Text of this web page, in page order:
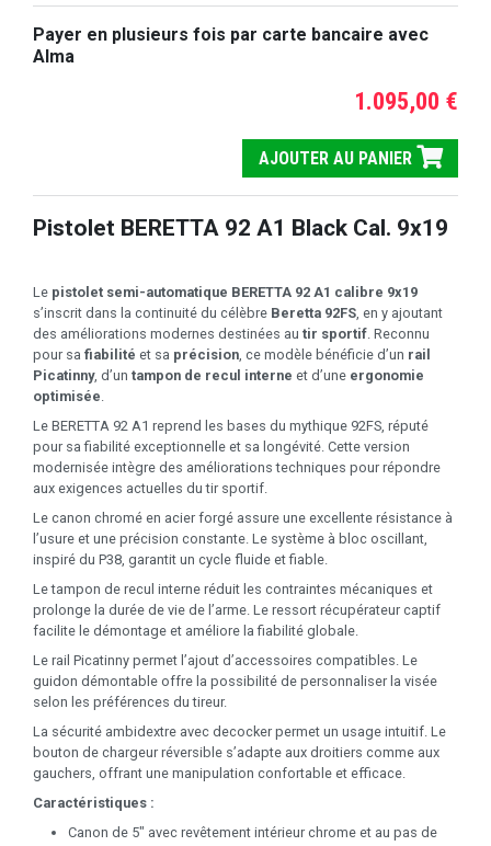
Payer en plusieurs fois par carte bancaire avec
Alma
1.095,00 €
AJOUTER AU PANIER
Pistolet BERETTA 92 A1 Black Cal. 9x19
Le pistolet semi-automatique BERETTA 92 A1 calibre 9x19
s’inscrit dans la continuité du célèbre Beretta 92FS, en y ajoutant
des améliorations modernes destinées au tir sportif. Reconnu
pour sa fiabilité et sa précision, ce modèle bénéficie d’un rail
Picatinny, d’un tampon de recul interne et d’une ergonomie
optimisée.
Le BERETTA 92 A1 reprend les bases du mythique 92FS, réputé
pour sa fiabilité exceptionnelle et sa longévité. Cette version
modernisée intègre des améliorations techniques pour répondre
aux exigences actuelles du tir sportif.
Le canon chromé en acier forgé assure une excellente résistance à
l’usure et une précision constante. Le système à bloc oscillant,
inspiré du P38, garantit un cycle fluide et fiable.
Le tampon de recul interne réduit les contraintes mécaniques et
prolonge la durée de vie de l’arme. Le ressort récupérateur captif
facilite le démontage et améliore la fiabilité globale.
Le rail Picatinny permet l’ajout d’accessoires compatibles. Le
guidon démontable offre la possibilité de personnaliser la visée
selon les préférences du tireur.
La sécurité ambidextre avec decocker permet un usage intuitif. Le
bouton de chargeur réversible s’adapte aux droitiers comme aux
gauchers, offrant une manipulation confortable et efficace.
Caractéristiques :
Canon de 5" avec revêtement intérieur chrome et au pas de